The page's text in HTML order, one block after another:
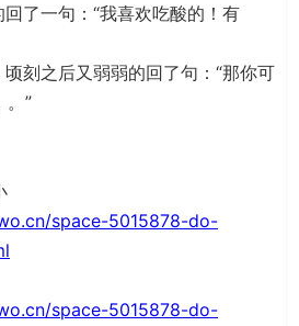
了一句：“我喜欢吃酸的！有
刻之后又弱弱的回了句：“那你可
。”
space-5015878-do-
space-5015878-do-